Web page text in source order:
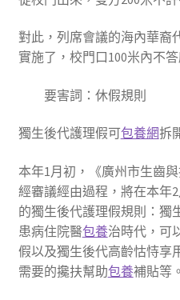
對此，列席會議的海內華裔
實施了，校門口100米內不
要害詞：休假規則
獨生後代護理假可包養網拆
本年1月初，《廣州市生齒
經審議經由過程，將在本年
的獨生後代護理假規則：獨
患病住院醫包養治時代，可
假以及獨生後代高齡怙恃享
需要的攙扶幫助包養補貼等。